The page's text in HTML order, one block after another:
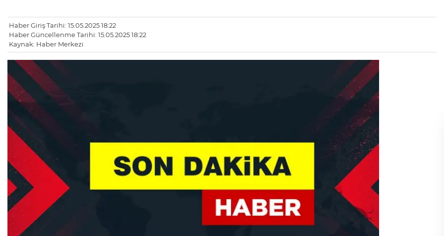
Haber Giriş Tarihi: 15.05.2025 18:22
Haber Güncellenme Tarihi: 15.05.2025 18:22
Kaynak: Haber Merkezi